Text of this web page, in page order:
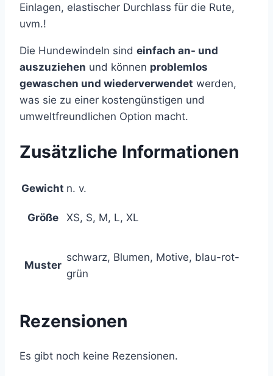
Einlagen, elastischer Durchlass für die Rute,
uvm.!
Die Hundewindeln sind einfach an- und
auszuziehen und können problemlos
gewaschen und wiederverwendet werden,
was sie zu einer kostengünstigen und
umweltfreundlichen Option macht.
Zusätzliche Informationen
Gewicht n. v.
Größe XS, S, M, L, XL
Muster
schwarz, Blumen, Motive, blau-rot-
grün
Rezensionen
Es gibt noch keine Rezensionen.